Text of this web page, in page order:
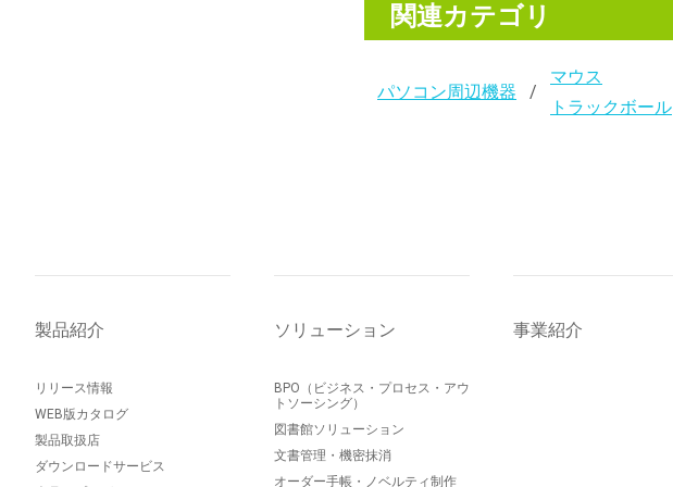
関連カテゴリ
パソコン周辺機器
マウス
トラックボール
製品紹介
リリース情報
WEB版カタログ
製品取扱店
ダウンロードサービス
ソリューション
BPO（ビジネス・プロセス・アウ
トソーシング）
図書館ソリューション
文書管理・機密抹消
オーダー手帳・ノベルティ制作
事業紹介